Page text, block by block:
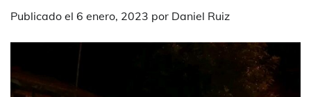
Publicado el 6 enero, 2023 por Daniel Ruiz